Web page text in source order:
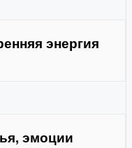
энергия
эмоции